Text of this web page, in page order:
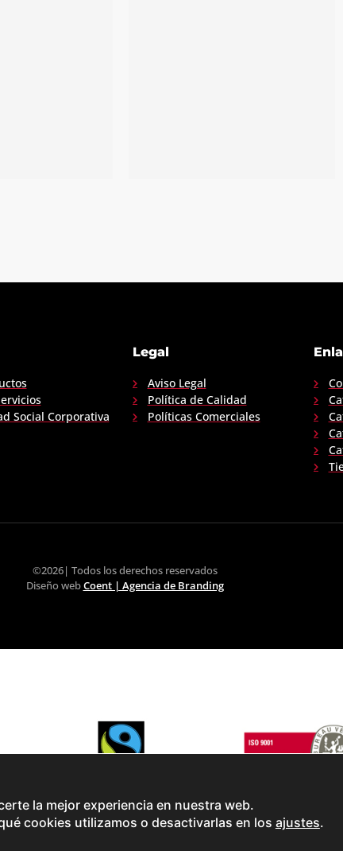
Social Corporativa
Legal
Aviso Legal
Política de Calidad
Políticas Comerciales
©2026| Todos los derechos reservados
Diseño webCoent | Agencia de Branding
la mejor experiencia en nuestra web.
cookies utilizamos o desactivarlas en los ajustes.